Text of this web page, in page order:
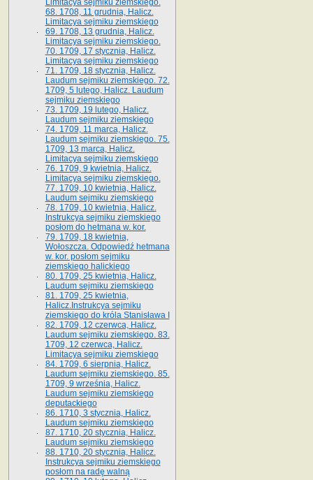
Limitacya sejmiku ziemskiego.
68. 1708, 11 grudnia, Halicz.
Limitacya sejmiku ziemskiego
69. 1708, 13 grudnia, Halicz.
Limitacya sejmiku ziemskiego.
70. 1709, 17 stycznia, Halicz.
Limitacya sejmiku ziemskiego
71. 1709, 18 stycznia, Halicz.
Laudum sejmiku ziemskiego. 72.
1709, 5 lutego, Halicz. Laudum
sejmiku ziemskiego
73. 1709, 19 lutego, Halicz.
Laudum sejmiku ziemskiego
74. 1709, 11 marca, Halicz.
Laudum sejmiku ziemskiego. 75.
1709, 13 marca, Halicz.
Limitacya sejmiku ziemskiego
76. 1709, 9 kwietnia, Halicz.
Limitacya sejmiku ziemskiego.
77. 1709, 10 kwietnia, Halicz.
Laudum sejmiku ziemskiego
78. 1709, 10 kwietnia, Halicz.
Instrukcya sejmiku ziemskiego
posłom do hetmana w. kor.
79. 1709, 18 kwietnia,
Wołoszcza. Odpowiedź hetmana
w. kor. posłom sejmiku
ziemskiego halickiego
80. 1709, 25 kwietnia, Halicz.
Laudum sejmiku ziemskiego
81. 1709, 25 kwietnia,
Halicz.Instrukcya sejmiku
ziemskiego do króla Stanisława I
82. 1709, 12 czerwca, Halicz.
Laudum sejmiku ziemskiego. 83.
1709, 12 czerwca, Halicz.
Limitacya sejmiku ziemskiego
84. 1709, 6 sierpnia, Halicz.
Laudum sejmiku ziemskiego. 85.
1709, 9 września, Halicz.
Laudum sejmiku ziemskiego
deputackiego
86. 1710, 3 stycznia, Halicz.
Laudum sejmiku ziemskiego
87. 1710, 20 stycznia, Halicz.
Laudum sejmiku ziemskiego
88. 1710, 20 stycznia, Halicz.
Instrukcya sejmiku ziemskiego
posłom na radę walną